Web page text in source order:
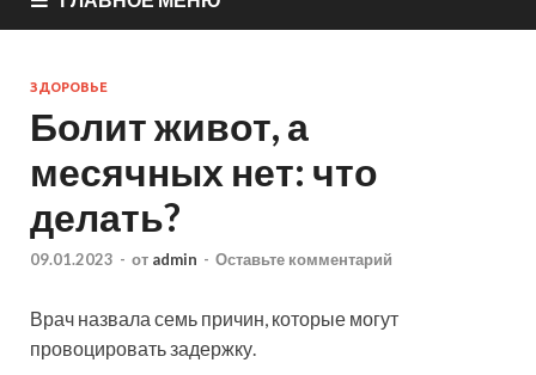
ЗДОРОВЬЕ
Болит живот, а
месячных нет: что
делать?
09.01.2023 - от admin - Оставьте комментарий
Врач назвала семь причин, которые могут
провоцировать задержку.